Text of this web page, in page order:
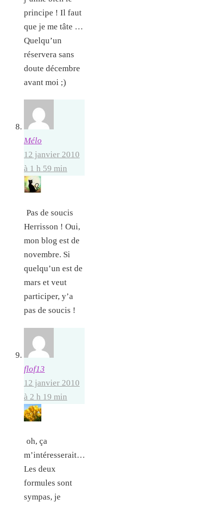
principe ! Il faut
que je me tâte …
Quelqu’un
réservera sans
doute décembre
avant moi ;)
Mélo
12 janvier 2010
à 1 h 59 min
Pas de soucis
Herrisson ! Oui,
mon blog est de
novembre. Si
quelqu’un est de
mars et veut
participer, y’a
pas de soucis !
flof13
12 janvier 2010
à 2 h 19 min
oh, ça
m’intéresserait…
Les deux
formules sont
sympas, je